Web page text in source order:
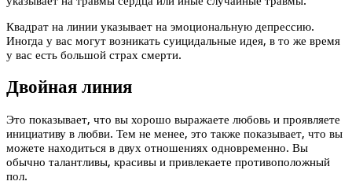
Квадрат на линии указывает на эмоциональную депрессию.
Иногда у вас могут возникать суицидальные идея, в то же время
у вас есть большой страх смерти.
Двойная линия
Это показывает, что вы хорошо выражаете любовь и проявляете
инициативу в любви. Тем не менее, это также показывает, что вы
можете находиться в двух отношениях одновременно. Вы
обычно талантливы, красивы и привлекаете противоположный
пол.